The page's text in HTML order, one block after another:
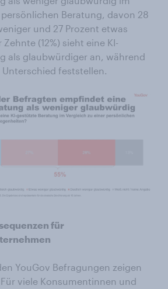
Beratung, davon 28
und 27 Prozent etwas
(12%) sieht eine KI-
als glaubwürdiger an, während
feststellen.
für
YouGov Befragungen zeigen
viele Konsumentinnen und